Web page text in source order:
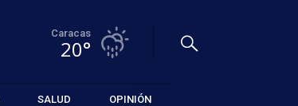
Caracas
20°
SALUD OPINIÓN